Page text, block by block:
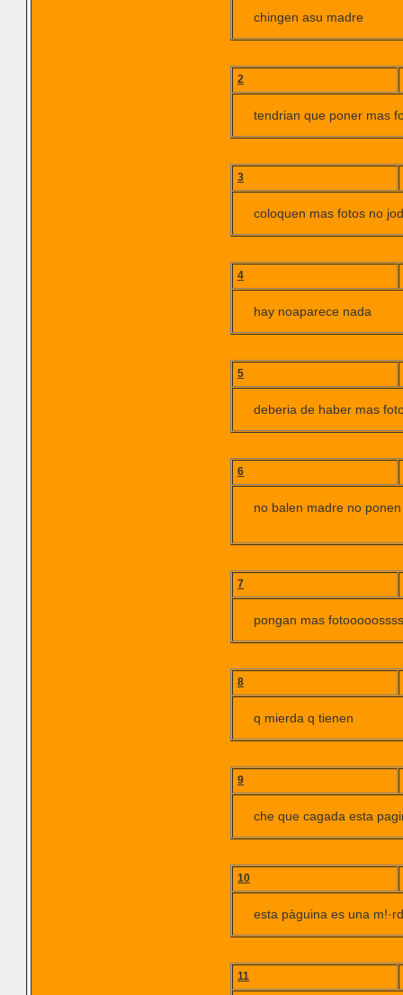
chingen asu madre
2
tendrian que poner mas
3
coloquen mas fotos no
4
hay noaparece nada
5
deberia de haber mas
6
no balen madre no
7
pongan mas
8
q mierda q tienen
9
che que cagada esta
10
esta pàguina es una
11